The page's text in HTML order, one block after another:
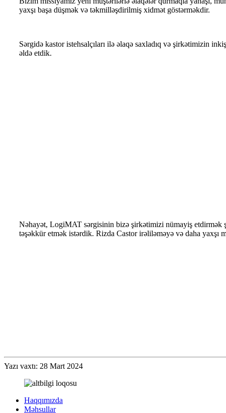
yaxşı başa düşmək və təkmilləşdirilmiş xidmət göstərməkdir.
Sərgidə kastor istehsalçıları ilə əlaqə saxladıq və şirkətimizin
əldə etdik.
Nəhayət, LogiMAT sərgisinin bizə şirkətimizi nümayiş etdirmək
təşəkkür etmək istərdik. Rizda Castor irəliləməyə və daha yaxşı
Yazı vaxtı: 28 Mart 2024
Haqqımızda
Məhsullar